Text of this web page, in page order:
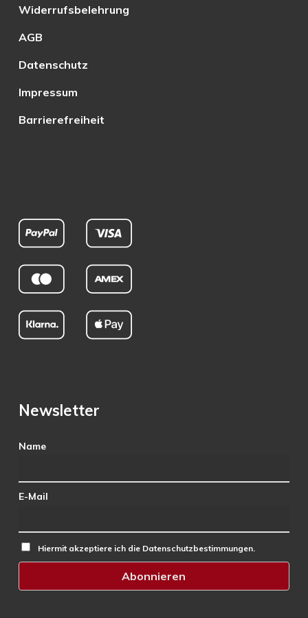
Widerrufsbelehrung
AGB
Datenschutz
Impressum
Barrierefreiheit
Newsletter
Name
E-Mail
Hiermit akzeptiere ich die Datenschutzbestimmungen.